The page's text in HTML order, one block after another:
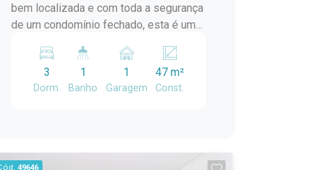
bem localizada e com toda a segurança
de um condomínio fechado, esta é uma
Altos dos Jerivás, no bairro Alto dos
Jerivás, em Pelotas. O imóvel oferece
ambientes bem distribuídos, pátio
Altos dos Jerivás está situado em uma
3
Dorm.
1
Banho
1
Garagem
47 m²
Const.
49646